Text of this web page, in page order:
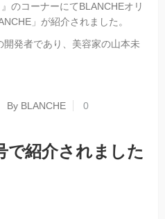
のコーナーにてBLANCHEオリ
」が紹介されました。
発者であり、美容家の山本未
By BLANCHE
0
で紹介されました